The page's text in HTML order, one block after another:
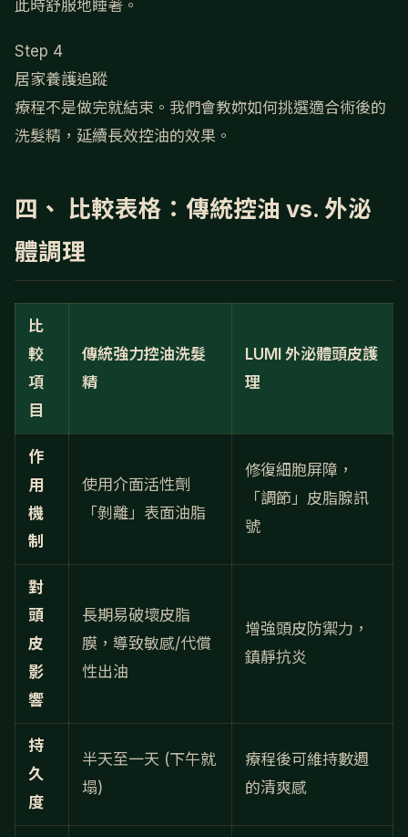
此時舒服地睡著。
Step 4
居家養護追蹤
療程不是做完就結束。我們會教妳如何挑選適合術後的
洗髮精，延續長效控油的效果。
四、 比較表格：傳統控油 vs. 外泌
體調理
比
較
項
目
傳統強力控油洗髮
精
LUMI 外泌體頭皮護
理
作
用
機
制
使用介面活性劑
「剝離」表面油脂
修復細胞屏障，
「調節」皮脂腺訊
號
對
頭
皮
影
響
長期易破壞皮脂
膜，導致敏感/代償
性出油
增強頭皮防禦力，
鎮靜抗炎
持
久
度
半天至一天 (下午就
塌)
療程後可維持數週
的清爽感